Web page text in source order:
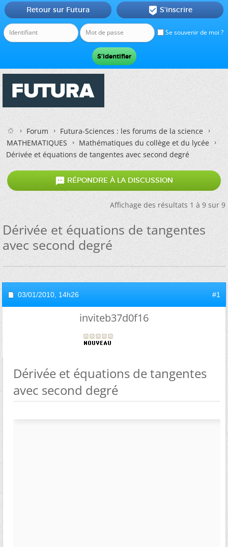
Se souvenir de moi ?
Retour sur Futura  S'inscrire
Forum
Futura-Sciences : les forums de la science
MATHEMATIQUES
Mathématiques du collège et du lycée
Dérivée et équations de tangentes avec second degré
 RÉPONDRE À LA DISCUSSION
Affichage des résultats 1 à 9 sur 9
Dérivée et équations de tangentes
avec second degré
03/01/2010, 14h26 #1
inviteb37d0f16
Dérivée et équations de tangentes
avec second degré